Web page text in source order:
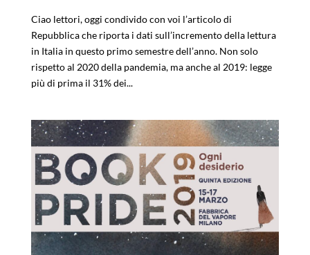
Ciao lettori, oggi condivido con voi l’articolo di
Repubblica che riporta i dati sull’incremento della lettura
in Italia in questo primo semestre dell’anno. Non solo
rispetto al 2020 della pandemia, ma anche al 2019: legge
più di prima il 31% dei...